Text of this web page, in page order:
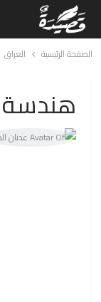
الصفحة الرئيسية العراق
هندسة